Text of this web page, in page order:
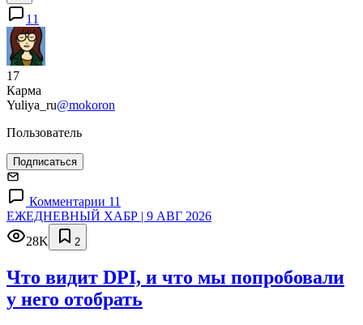
11
17
Карма
Yuliya_ru@mokoron
Пользователь
Подписаться
Комментарии 11
ЕЖЕДНЕВНЫЙ ХАБР | 9 АВГ 2026
28K
2
Что видит DPI, и что мы попробовали
у него отобрать